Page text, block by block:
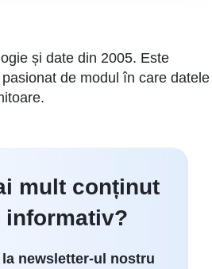
și date din 2005. Este
de modul în care datele
mult conținut
la newsletter-ul nostru